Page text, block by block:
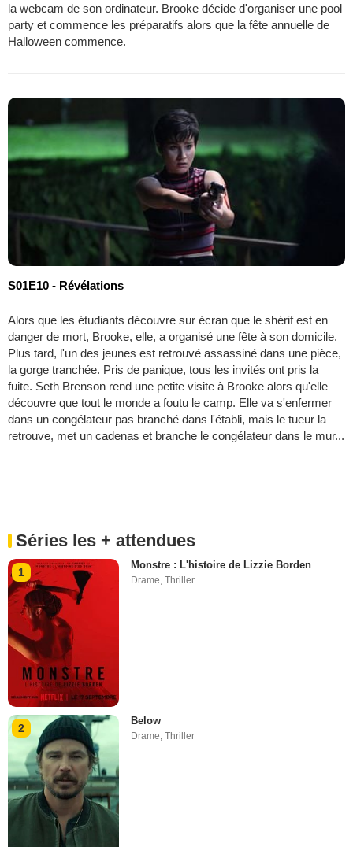
la webcam de son ordinateur. Brooke décide d'organiser une pool
party et commence les préparatifs alors que la fête annuelle de
Halloween commence.
S01E10 - Révélations
Alors que les étudiants découvre sur écran que le shérif est en
danger de mort, Brooke, elle, a organisé une fête à son domicile.
Plus tard, l'un des jeunes est retrouvé assassiné dans une pièce,
la gorge tranchée. Pris de panique, tous les invités ont pris la
fuite. Seth Brenson rend une petite visite à Brooke alors qu'elle
découvre que tout le monde a foutu le camp. Elle va s'enfermer
dans un congélateur pas branché dans l'établi, mais le tueur la
retrouve, met un cadenas et branche le congélateur dans le mur...
Séries les + attendues
1
Monstre : L'histoire de Lizzie Borden
Drame,Thriller
2
Below
Drame,Thriller